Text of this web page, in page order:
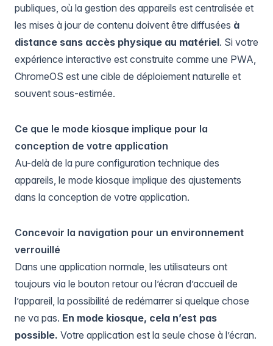
publiques, où la gestion des appareils est centralisée et
les mises à jour de contenu doivent être diffusées à
distance sans accès physique au matériel. Si votre
expérience interactive est construite comme une PWA,
ChromeOS est une cible de déploiement naturelle et
souvent sous-estimée.
Ce que le mode kiosque implique pour la
conception de votre application
Au-delà de la pure configuration technique des
appareils, le mode kiosque implique des ajustements
dans la conception de votre application.
Concevoir la navigation pour un environnement
verrouillé
Dans une application normale, les utilisateurs ont
toujours via le bouton retour ou l’écran d’accueil de
l’appareil, la possibilité de redémarrer si quelque chose
ne va pas. En mode kiosque, cela n’est pas
possible. Votre application est la seule chose à l’écran.